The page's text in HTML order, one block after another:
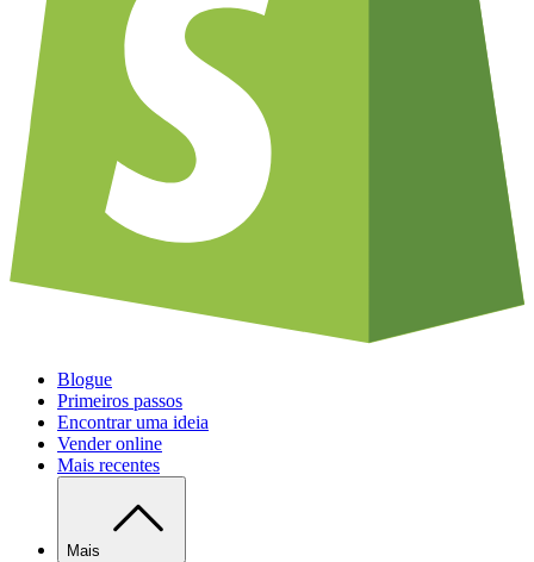
Blogue
Primeiros passos
Encontrar uma ideia
Vender online
Mais recentes
Mais